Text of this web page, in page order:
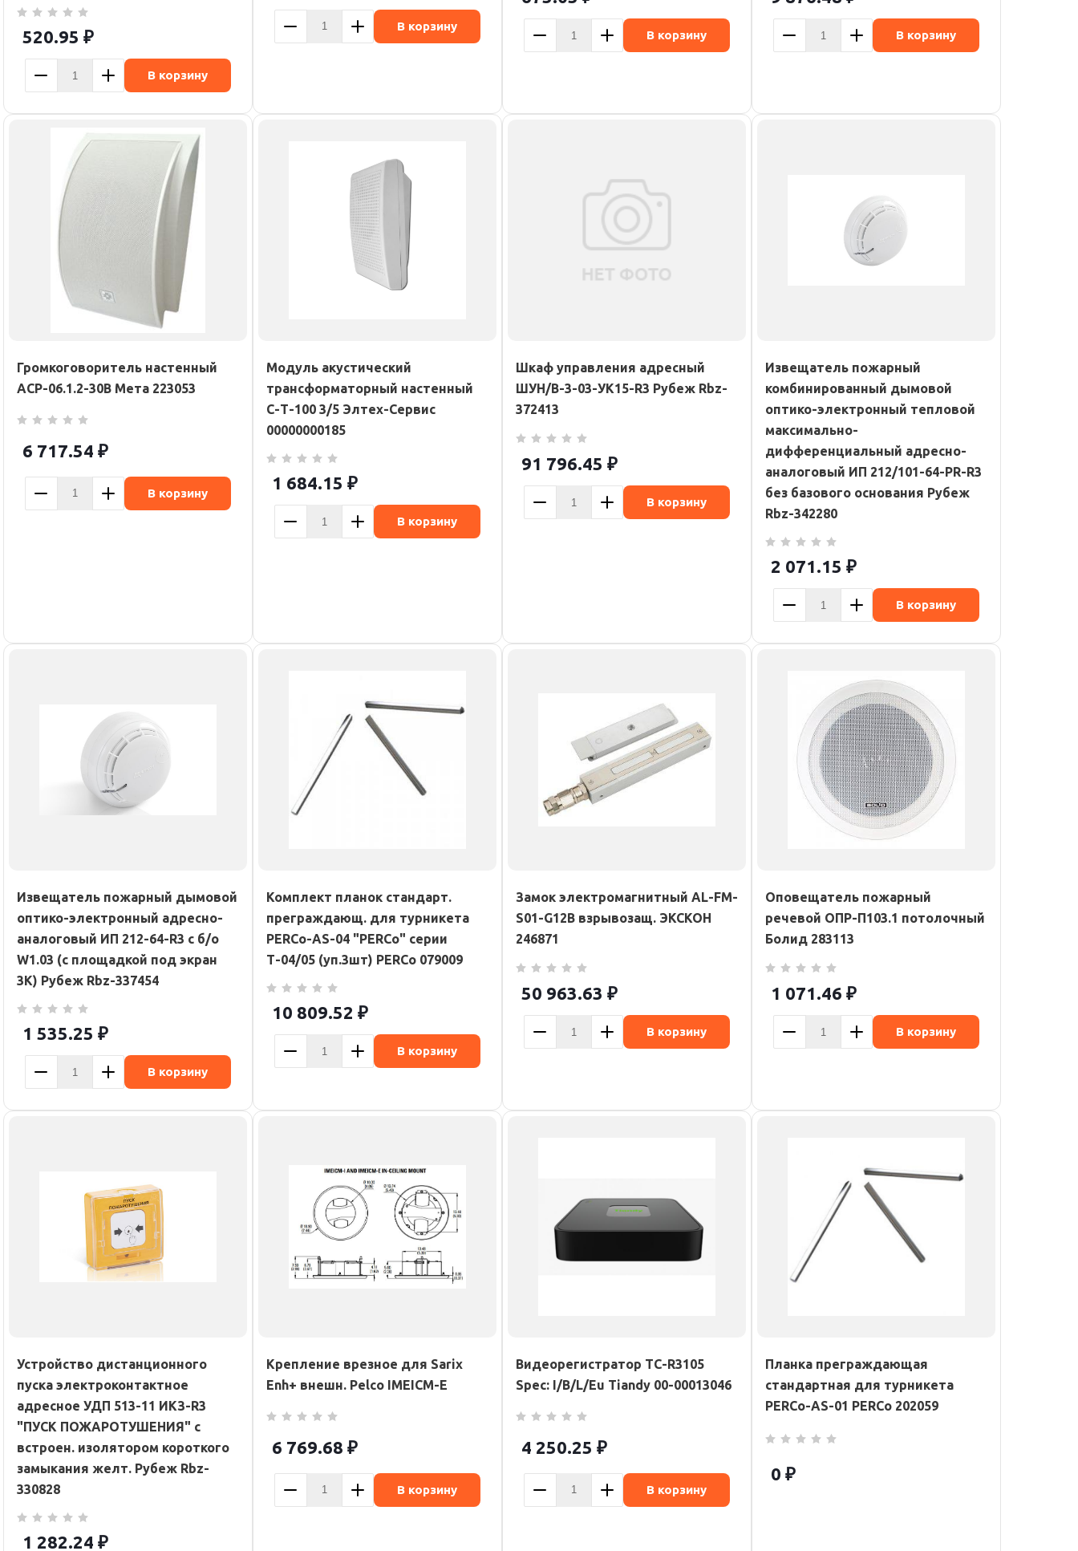
520.95 ₽
В корзину
В корзину
В корзину В корзину
Громкоговоритель настенный
АСР-06.1.2-30В Мета 223053
6 717.54 ₽
В корзину
Модуль акустический
трансформаторный настенный
С-Т-100 3/5 Элтех-Сервис
00000000185
1 684.15 ₽
В корзину
Шкаф управления адресный
ШУН/В-3-03-УК15-R3 Рубеж Rbz-
372413
91 796.45 ₽
В корзину
Извещатель пожарный
комбинированный дымовой
оптико-электронный тепловой
максимально-
дифференциальный адресно-
аналоговый ИП 212/101-64-PR-R3
без базового основания Рубеж
Rbz-342280
2 071.15 ₽
В корзину
Извещатель пожарный дымовой
оптико-электронный адресно-
аналоговый ИП 212-64-R3 с б/о
W1.03 (с площадкой под экран
3К) Рубеж Rbz-337454
1 535.25 ₽
В корзину
Комплект планок стандарт.
преграждающ. для турникета
PERCo-AS-04 "PERCo" серии
Т-04/05 (уп.3шт) PERCo 079009
10 809.52 ₽
В корзину
Замок электромагнитный AL-FM-
S01-G12B взрывозащ. ЭКСКОН
246871
50 963.63 ₽
В корзину
Оповещатель пожарный
речевой ОПР-П103.1 потолочный
Болид 283113
1 071.46 ₽
В корзину
Устройство дистанционного
пуска электроконтактное
адресное УДП 513-11 ИКЗ-R3
"ПУСК ПОЖАРОТУШЕНИЯ" с
встроен. изолятором короткого
замыкания желт. Рубеж Rbz-
330828
1 282.24 ₽
Крепление врезное для Sarix
Enh+ внешн. Pelco IMEICM-E
6 769.68 ₽
В корзину
Видеорегистратор TC-R3105
Spec: I/B/L/Eu Tiandy 00-00013046
4 250.25 ₽
В корзину
Планка преграждающая
стандартная для турникета
PERCo-AS-01 PERCo 202059
0 ₽